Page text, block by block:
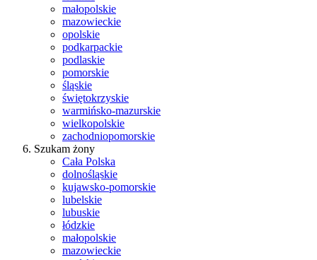
małopolskie
mazowieckie
opolskie
podkarpackie
podlaskie
pomorskie
śląskie
świętokrzyskie
warmińsko-mazurskie
wielkopolskie
zachodniopomorskie
Szukam żony
Cała Polska
dolnośląskie
kujawsko-pomorskie
lubelskie
lubuskie
łódzkie
małopolskie
mazowieckie